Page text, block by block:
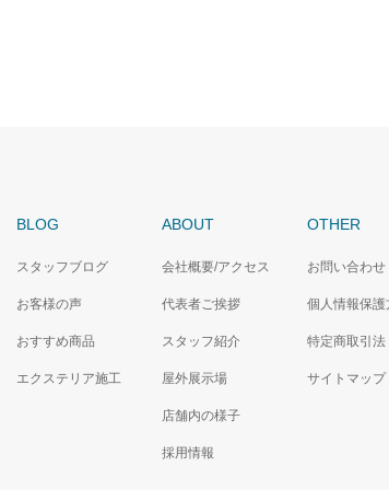
BLOG
スタッフブログ
お客様の声
おすすめ商品
エクステリア施工
ABOUT
会社概要/アクセス
代表者ご挨拶
スタッフ紹介
屋外展示場
店舗内の様子
採用情報
OTHER
お問い合わせ
個人情報保護
特定商取引法
サイトマップ